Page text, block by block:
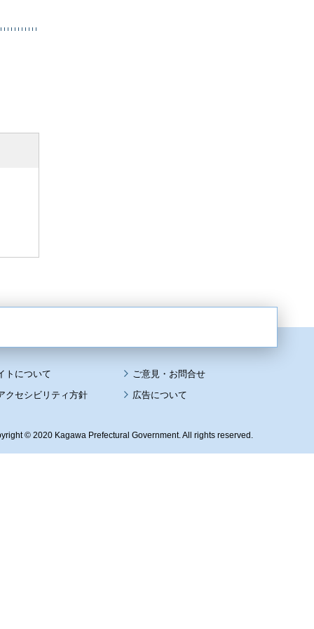
トについて
クセシビリティ方針
広告について
© 2020 Kagawa Prefectural Government. All rights reserved.